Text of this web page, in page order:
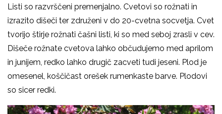
Listi so razvrščeni premenjalno. Cvetovi so rožnati in
izrazito dišeči ter združeni v do 20-cvetna socvetja. Cvet
tvorijo štirje rožnati čašni listi, ki so med seboj zrasli v cev.
Dišeče rožnate cvetova lahko občudujemo med aprilom
in junijem, redko lahko drugič zacveti tudi jeseni. Plod je
omesenel, koščičast orešek rumenkaste barve. Plodovi
so sicer redki.